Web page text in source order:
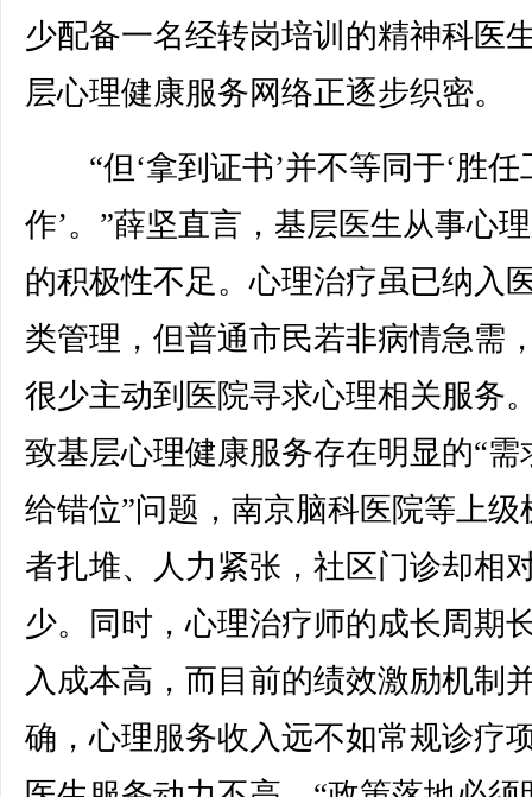
少配备一名经转岗培训的精神科医
层心理健康服务网络正逐步织密。
“但‘拿到证书’并不等同于‘胜任
作’。”薛坚直言，基层医生从事心
的积极性不足。心理治疗虽已纳入
类管理，但普通市民若非病情急需
很少主动到医院寻求心理相关服务
致基层心理健康服务存在明显的“需
给错位”问题，南京脑科医院等上级
者扎堆、人力紧张，社区门诊却相
少。同时，心理治疗师的成长周期
入成本高，而目前的绩效激励机制
确，心理服务收入远不如常规诊疗